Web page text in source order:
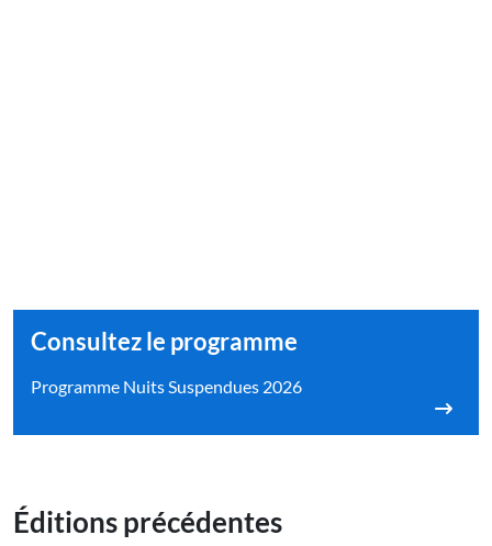
Consultez le programme
Programme Nuits Suspendues 2026
Éditions précédentes